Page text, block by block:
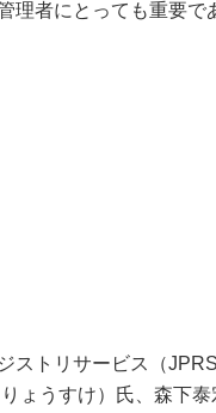
理者にとっても重要で
ストリサービス（
ょうすけ）氏、森下泰